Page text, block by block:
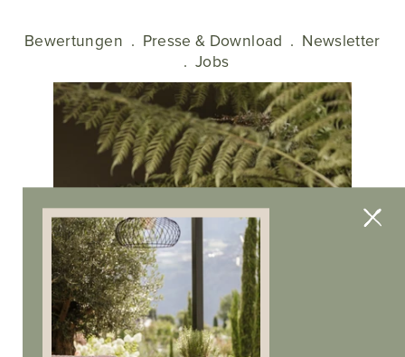
Bewertungen . Presse & Download . Newsletter
.Jobs